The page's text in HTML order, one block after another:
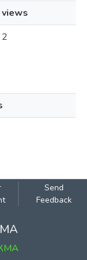
views
2
Send
Feedback